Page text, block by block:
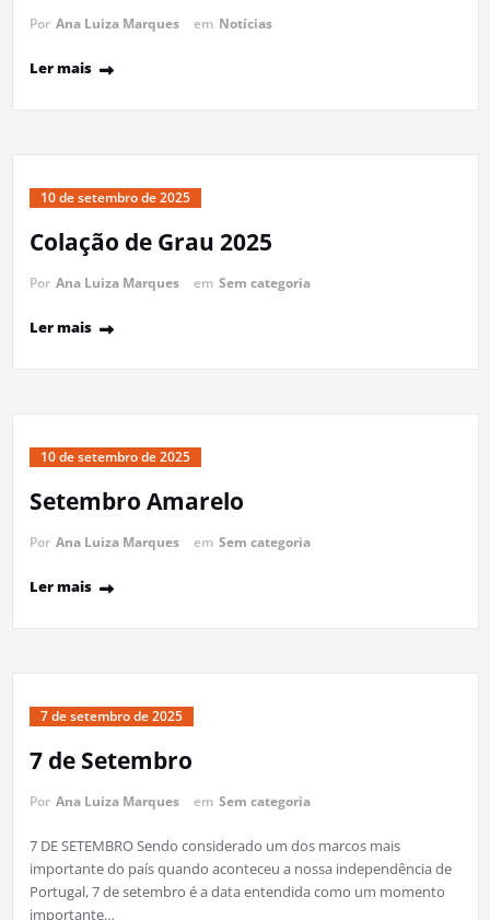
Por Ana Luiza Marques em Notícias
Ler mais
10 de setembro de 2025
Colação de Grau 2025
Por Ana Luiza Marques em Sem categoria
Ler mais
10 de setembro de 2025
Setembro Amarelo
Por Ana Luiza Marques em Sem categoria
Ler mais
7 de setembro de 2025
7 de Setembro
Por Ana Luiza Marques em Sem categoria
7 DE SETEMBRO Sendo considerado um dos marcos mais
importante do país quando aconteceu a nossa independência de
Portugal, 7 de setembro é a data entendida como um momento
importante…